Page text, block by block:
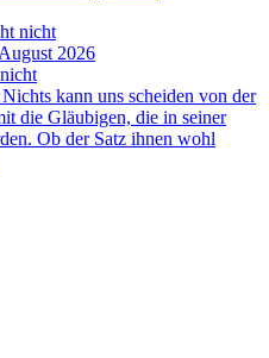
2026
kann uns scheiden von der
die Gläubigen, die in seiner
Ob der Satz ihnen wohl